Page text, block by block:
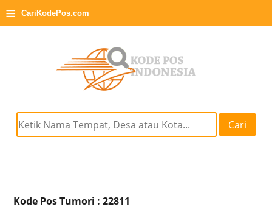
≡ CariKodePos.com
Cari
Kode Pos Tumori : 22811